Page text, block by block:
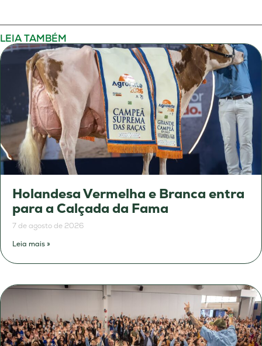
LEIA TAMBÉM
Holandesa Vermelha e Branca entra
para a Calçada da Fama
7 de agosto de 2026
Leia mais »